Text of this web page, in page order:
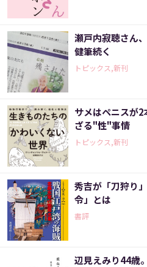
瀬戸内寂聴さん
健筆続く
トピックス,新刊
サメはペニスが
ざる"性"事情
トピックス,新刊
秀吉が「刀狩り
令」とは
書評
辺見えみり44歳